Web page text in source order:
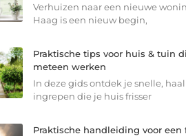
Verhuizen naar een nieuwe
Haag is een nieuw begin,
Praktische tips voor huis & tuin
meteen werken
In deze gids ontdek je snelle,
ingrepen die je huis frisser
Praktische handleiding voor een